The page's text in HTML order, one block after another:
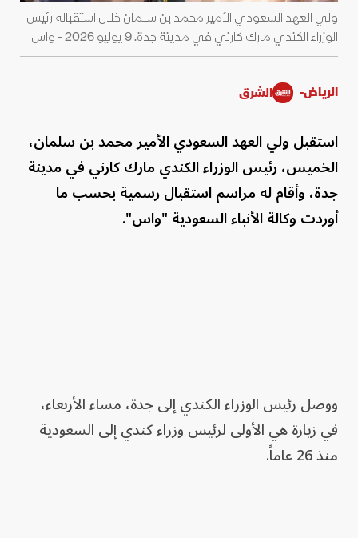
ولي العهد السعودي الأمير محمد بن سلمان خلال استقباله رئيس
الوزراء الكندي مارك كارني في مدينة جدة. 9 يوليو 2026 - واس
الرياض- الشرق
استقبل ولي العهد السعودي الأمير محمد بن سلمان،
الخميس، رئيس الوزراء الكندي مارك كارني في مدينة
جدة، وأقام له مراسم استقبال رسمية بحسب ما
أوردت وكالة الأنباء السعودية "واس".
ووصل رئيس الوزراء الكندي إلى جدة، مساء الأربعاء،
في زيارة هي الأولى لرئيس وزراء كندي إلى السعودية
منذ 26 عاماً.